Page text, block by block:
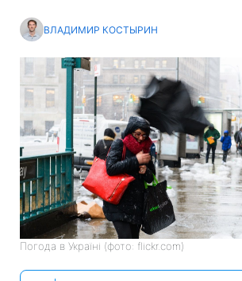
ВЛАДИМИР КОСТЫРИН
Погода в Україні (фото: flickr.com)